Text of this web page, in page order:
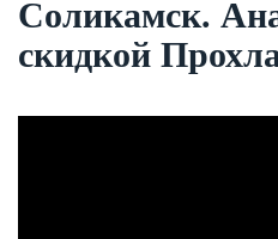
Соликамск.
скидкой